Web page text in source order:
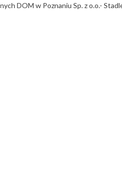
DOM w Poznaniu Sp. z o.o.-